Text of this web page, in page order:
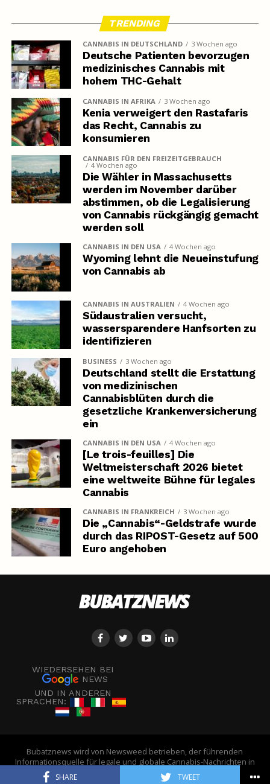
SHARE TWEET
TRENDING
CANNABIS IN DEUTSCHLAND 3 Wochen ago
Deutsche Patienten bevorzugen
medizinisches Cannabis mit
hohem THC-Gehalt
CANNABIS IN AFRIKA 3 Wochen ago
Kenia verweigert den Rastafaris
das Recht, Cannabis zu
konsumieren
CANNABIS FÜR DEN FREIZEITGEBRAUCH
4 Wochen ago
Die Wähler in Massachusetts
werden im November darüber
abstimmen, ob die Legalisierung
von Cannabis rückgängig gemacht
werden soll
CANNABIS IN DEN USA 4 Wochen ago
Wyoming lehnt die Neueinstufung
von Cannabis ab
CANNABIS IN AUSTRALIEN 4 Wochen ago
Südaustralien versucht,
wassersparendere Hanfsorten zu
identifizieren
BUSINESS 3 Wochen ago
Deutschland stellt die Erstattung
von medizinischen
Cannabisblüten durch die
gesetzliche Krankenversicherung
ein
CANNABIS IN DEN USA 4 Wochen ago
[Le trois-feuilles] Die
Weltmeisterschaft 2026 bietet
eine weltweite Bühne für legales
Cannabis
CANNABIS IN FRANKREICH 3 Wochen ago
Die „Cannabis“-Geldstrafe wurde
durch das RIPOST-Gesetz auf 500
Euro angehoben
WIEDERSEHEN BEI
NEWS
UND IN ANDEREN
SPRACHEN:
Bubatznews wird von Newsweed betrieben, der führenden
Informationsquelle für legale und globale Cannabis-Nachrichten in
Europa. - © Newsweed